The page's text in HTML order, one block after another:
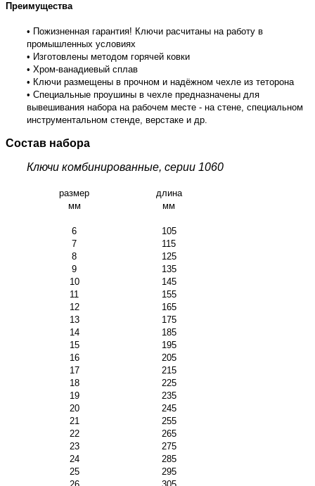
Преимущества
• Пожизненная гарантия! Ключи расчитаны на работу в
промышленных условиях
• Изготовлены методом горячей ковки
• Хром-ванадиевый сплав
• Ключи размещены в прочном и надёжном чехле из теторона
• Специальные проушины в чехле предназначены для
вывешивания набора на рабочем месте - на стене, специальном
инструментальном стенде, верстаке и др.
Состав набора
Ключи комбинированные, серии 1060
размер
мм
длина
мм
6
7
8
9
10
11
12
13
14
15
16
17
18
19
20
21
22
23
24
25
105
115
125
135
145
155
165
175
185
195
205
215
225
235
245
255
265
275
285
295